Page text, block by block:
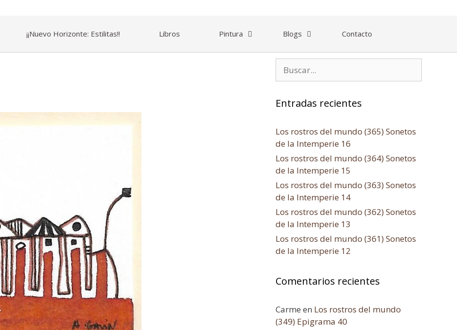
¡¡Nuevo Horizonte: Estilitas!! Libros Pintura Blogs Contacto
Entradas recientes
Los rostros del mundo (365) Sonetos
de la Intemperie 16
Los rostros del mundo (364) Sonetos
de la Intemperie 15
Los rostros del mundo (363) Sonetos
de la Intemperie 14
Los rostros del mundo (362) Sonetos
de la Intemperie 13
Los rostros del mundo (361) Sonetos
de la Intemperie 12
Comentarios recientes
Carme en Los rostros del mundo
(349) Epigrama 40